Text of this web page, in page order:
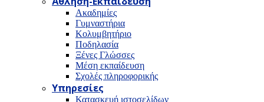
Ακαδημίες
Γυμναστήρια
Κολυμβητήριο
Ποδηλασία
Ξένες Γλώσσες
Μέση εκπαίδευση
Σχολές πληροφορικής
Υπηρεσίες
Κατασκευή ιστοσελίδων